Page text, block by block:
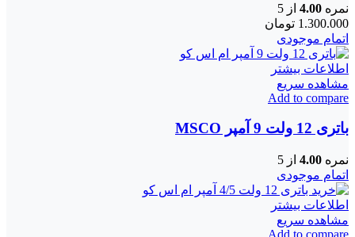
نمره 4.00 از 5
1.300.000 تومان
اتمام موجودی
اطلاعات بیشتر
مشاهده سریع
Add to compare
باتری 12 ولت 9 آمپر MSCO
نمره 4.00 از 5
اتمام موجودی
اطلاعات بیشتر
مشاهده سریع
Add to compare